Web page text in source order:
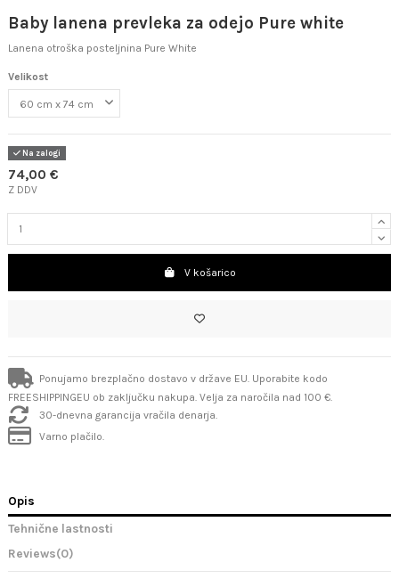
Baby lanena prevleka za odejo Pure white
Lanena otroška posteljnina Pure White
Velikost
Na zalogi
74,00 €
Z DDV
V košarico
Ponujamo brezplačno dostavo v države EU. Uporabite kodo
FREESHIPPINGEU ob zaključku nakupa. Velja za naročila nad 100 €.
30-dnevna garancija vračila denarja.
Varno plačilo.
Opis
Tehnične lastnosti
Reviews(0)